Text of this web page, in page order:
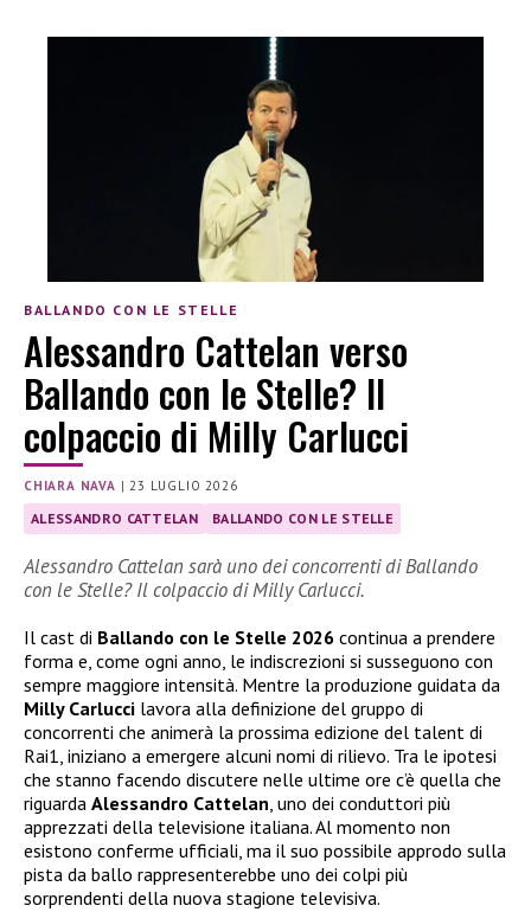
BALLANDO CON LE STELLE
Alessandro Cattelan verso
Ballando con le Stelle? Il
colpaccio di Milly Carlucci
CHIARA NAVA |23 LUGLIO 2026
ALESSANDRO CATTELAN BALLANDO CON LE STELLE
Alessandro Cattelan sarà uno dei concorrenti di Ballando
con le Stelle? Il colpaccio di Milly Carlucci.
Il cast di Ballando con le Stelle 2026 continua a prendere
forma e, come ogni anno, le indiscrezioni si susseguono con
sempre maggiore intensità. Mentre la produzione guidata da
Milly Carlucci lavora alla definizione del gruppo di
concorrenti che animerà la prossima edizione del talent di
Rai1, iniziano a emergere alcuni nomi di rilievo. Tra le ipotesi
che stanno facendo discutere nelle ultime ore c’è quella che
riguarda Alessandro Cattelan, uno dei conduttori più
apprezzati della televisione italiana. Al momento non
esistono conferme ufficiali, ma il suo possibile approdo sulla
pista da ballo rappresenterebbe uno dei colpi più
sorprendenti della nuova stagione televisiva.